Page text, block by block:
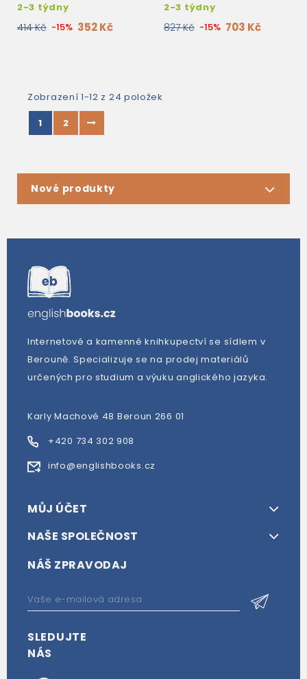
2-3 týdny
414 Kč -15% 352 Kč
2-3 týdny
827 Kč -15% 703 Kč
Zobrazení 1-12 z 24 položek
1
2
Nové produkty
Internetové a kamenné knihkupectví se sídlem v
Berouně. Specializuje se na prodej materiálů
určených pro studium a výuku anglického jazyka.
Karly Machové 48 Beroun 266 01
+420 734 302 908
info@englishbooks.cz
MŮJ ÚČET
NAŠE SPOLEČNOST
NÁŠ ZPRAVODAJ
SLEDUJTE
NÁS